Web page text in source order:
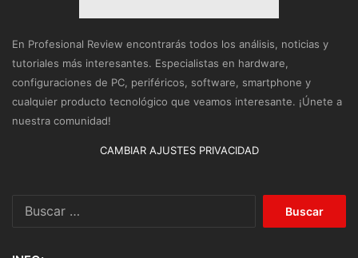
En Profesional Review encontrarás todos los análisis, noticias y
tutoriales más interesantes. Especialistas en hardware,
configuraciones de PC, periféricos, software, smartphone y
cualquier producto tecnológico que veamos interesante. ¡Únete a
nuestra comunidad!
CAMBIAR AJUSTES PRIVACIDAD